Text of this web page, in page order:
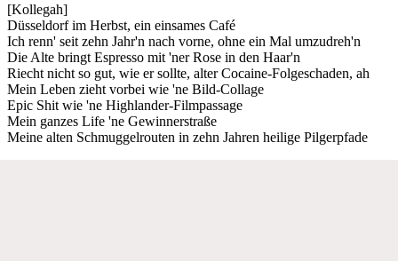
[Kollegah]
Düsseldorf im Herbst, ein einsames Café
Ich renn' seit zehn Jahr'n nach vorne, ohne ein Mal umzudreh'n
Die Alte bringt Espresso mit 'ner Rose in den Haar'n
Riecht nicht so gut, wie er sollte, alter Cocaine-Folgeschaden, ah
Mein Leben zieht vorbei wie 'ne Bild-Collage
Epic Shit wie 'ne Highlander-Filmpassage
Mein ganzes Life 'ne Gewinnerstraße
Meine alten Schmuggelrouten in zehn Jahren heilige Pilgerpfade